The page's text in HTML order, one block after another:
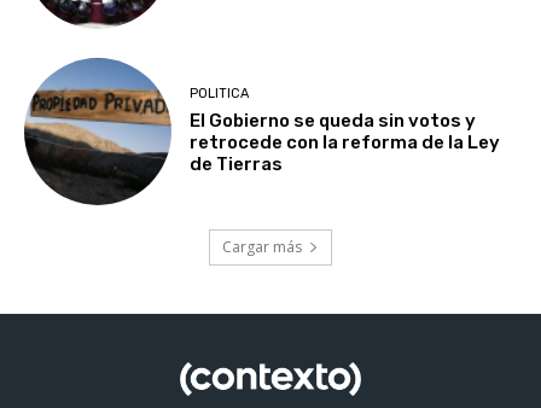
POLITICA
El Gobierno se queda sin votos y
retrocede con la reforma de la Ley
de Tierras
Cargar más